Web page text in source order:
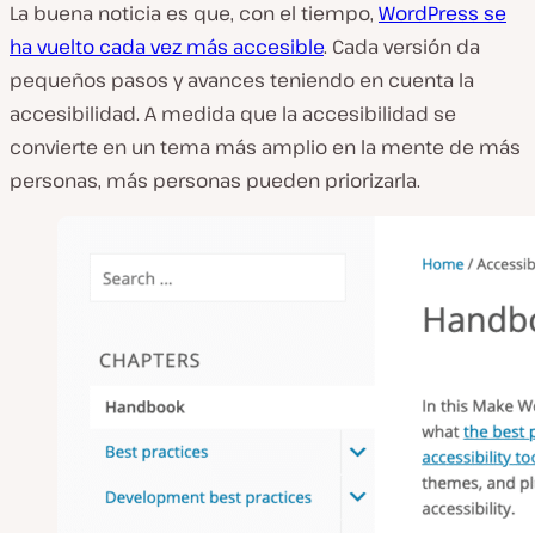
La buena noticia es que, con el tiempo, WordPress se
ha vuelto cada vez más accesible. Cada versión da
pequeños pasos y avances teniendo en cuenta la
accesibilidad. A medida que la accesibilidad se
convierte en un tema más amplio en la mente de más
personas, más personas pueden priorizarla.